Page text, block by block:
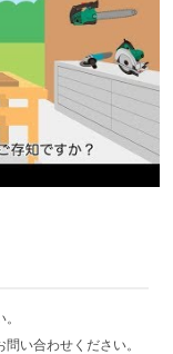
い合わせください。